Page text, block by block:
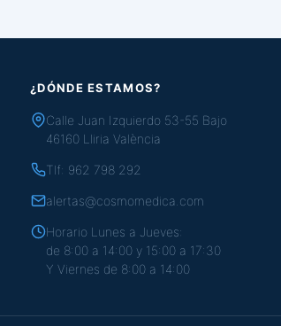
¿DÓNDE ESTAMOS?
Calle Juan Izquierdo 53-55 Bajo
46160 Lliria València
Tlf: 962 798 292
alertas@cosmomedica.com
Horario Lunes a Jueves:
de 8:00 a 14:00 y 15:00 a 17:30
Y Viernes de 8:00 a 14:00